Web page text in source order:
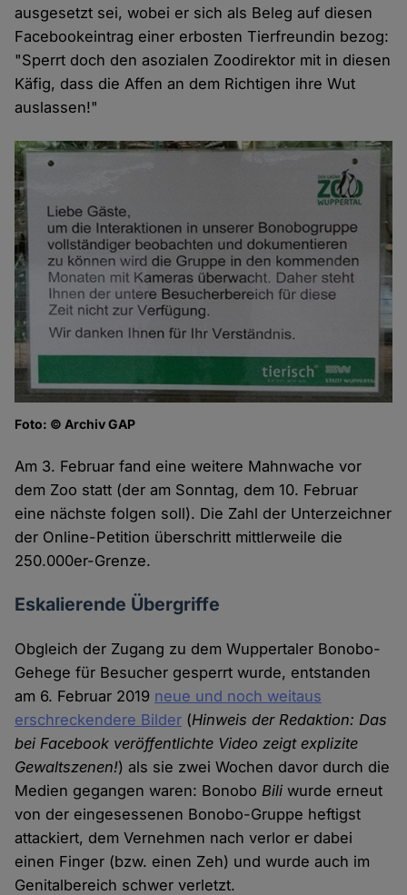
ausgesetzt sei, wobei er sich als Beleg auf diesen
Facebookeintrag einer erbosten Tierfreundin bezog:
"Sperrt doch den asozialen Zoodirektor mit in diesen
Käfig, dass die Affen an dem Richtigen ihre Wut
auslassen!"
Foto: © Archiv GAP
Am 3. Februar fand eine weitere Mahnwache vor
dem Zoo statt (der am Sonntag, dem 10. Februar
eine nächste folgen soll). Die Zahl der Unterzeichner
der Online-Petition überschritt mittlerweile die
250.000er-Grenze.
Eskalierende Übergriffe
Obgleich der Zugang zu dem Wuppertaler Bonobo-
Gehege für Besucher gesperrt wurde, entstanden
am 6. Februar 2019 neue und noch weitaus
erschreckendere Bilder (Hinweis der Redaktion: Das
bei Facebook veröffentlichte Video zeigt explizite
Gewaltszenen!) als sie zwei Wochen davor durch die
Medien gegangen waren: Bonobo Bili wurde erneut
von der eingesessenen Bonobo-Gruppe heftigst
attackiert, dem Vernehmen nach verlor er dabei
einen Finger (bzw. einen Zeh) und wurde auch im
Genitalbereich schwer verletzt.